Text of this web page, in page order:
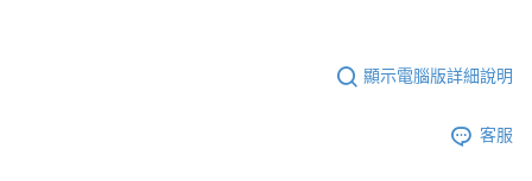
顯示電腦版詳細說明
客服